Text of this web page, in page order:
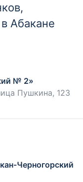
Абакане
№ 2»
Пушкина, 123
Черногорский